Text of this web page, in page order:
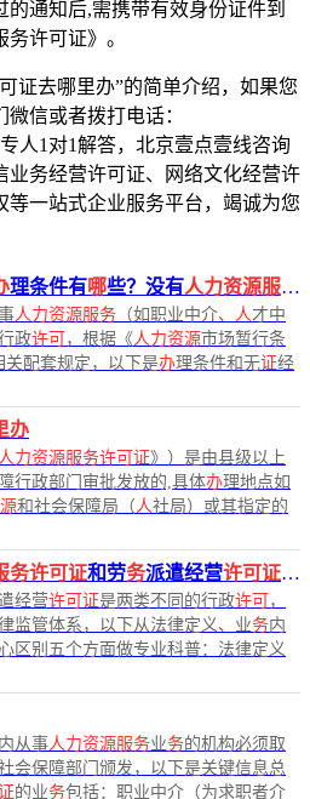
的通知后,需携带有效身份证件到
许可证》。
证去哪里办”的简单介绍，如果您
信或者拨打电话：
人1对1解答，北京壹点壹线咨询
业务经营许可证、网络文化经营许
等一站式企业服务平台，竭诚为您
理条件有哪些？没有人力资源服务许可
人力资源服务 （如职业中介、 人才中
政许可 ，根据《人力资源市场暂行条
关配套规定，以下是办理条件和无证经
办
人力资源服务许可证》）是由县级以上
行政部门审批发放的,具体办理地点如
和社会保障局（人社局）或其指定的
务许可证和劳务派遣经营许可证，
经营许可证是两类不同的行政许可 ，
监管体系，以下从法律定义、业务内
区别五个方面做专业科普：法律定义
从事人力资源服务业务的机构必须取
会保障部门颁发，以下是关键信息总
的业务包括：职业中介（为求职者介